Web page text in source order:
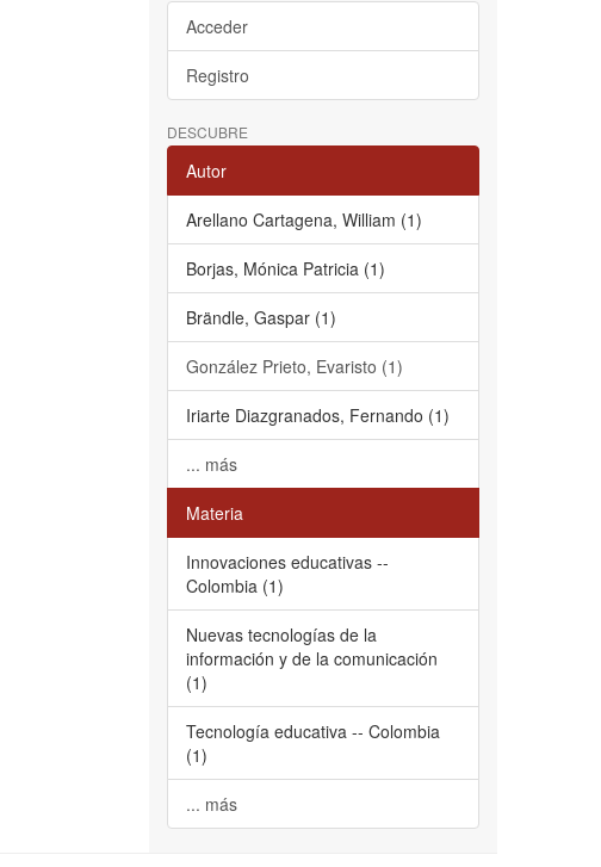
Acceder
Registro
DESCUBRE
Autor
Arellano Cartagena, William (1)
Borjas, Mónica Patricia (1)
Brändle, Gaspar (1)
González Prieto, Evaristo (1)
Iriarte Diazgranados, Fernando (1)
... más
Materia
Innovaciones educativas --
Colombia (1)
Nuevas tecnologías de la
información y de la comunicación
(1)
Tecnología educativa -- Colombia
(1)
... más